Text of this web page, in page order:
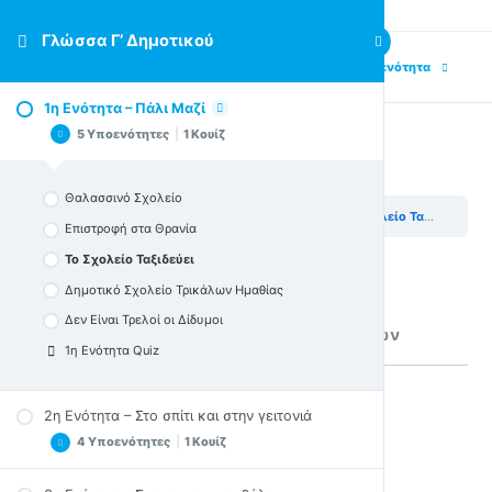
Γλώσσα Γ’ Δημοτικού
1η Ενότητα – Πάλι Μαζί
5 Υποενότητες 1 Κουίζ
Θαλασσινό Σχολείο
Επιστροφή στα Θρανία
Το Σχολείο Ταξιδεύει
Δημοτικό Σχολείο Τρικάλων Ημαθίας
Δεν Είναι Τρελοί οι Δίδυμοι
1η Ενότητα Quiz
2η Ενότητα – Στο σπίτι και στην γειτονιά
4 Υποενότητες 1 Κουίζ
Next Υποενότητα
Το Σχολείο Ταξιδεύει
Γραμματικά φαινόμενα:
Διαχωρισμός ουσιαστικών και ρημάτων